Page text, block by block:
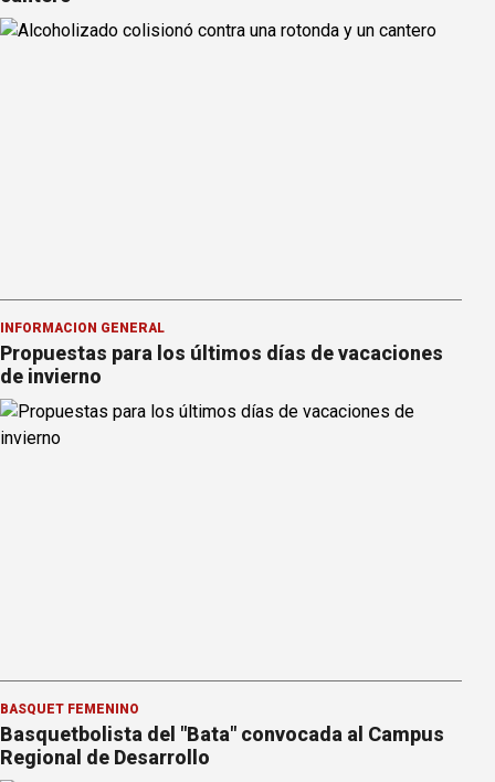
INFORMACION GENERAL
Propuestas para los últimos días de vacaciones
de invierno
BÁSQUET FEMENINO
Basquetbolista del "Bata" convocada al Campus
Regional de Desarrollo